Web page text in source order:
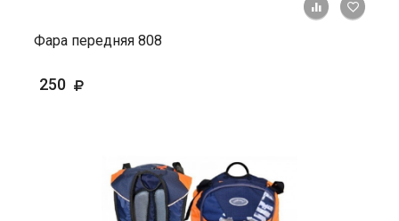
+ К
Фара передняя 808
250